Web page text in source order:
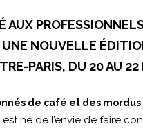
AUX
NOUVELLE
PARIS, DU 20 AU 22
de café et des
né de l’envie de faire